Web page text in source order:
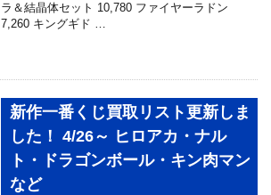
ラ＆結晶体セット 10,780 ファイヤーラドン
7,260 キングギド …
新作一番くじ買取リスト更新しま
した！ 4/26～ ヒロアカ・ナル
ト・ドラゴンボール・キン肉マン
など